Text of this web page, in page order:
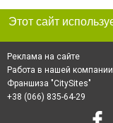
Реклама на сайте
Работа в нашей компании
Франшиза "CitySites"
+38 (066) 835-64-29